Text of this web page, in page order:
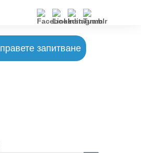
запитване